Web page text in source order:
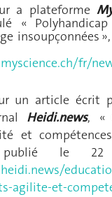
a plateforme
«
insoupçonnées
fr/
un article écrit
Heidi.news, «
et
le 22
agilite-et-